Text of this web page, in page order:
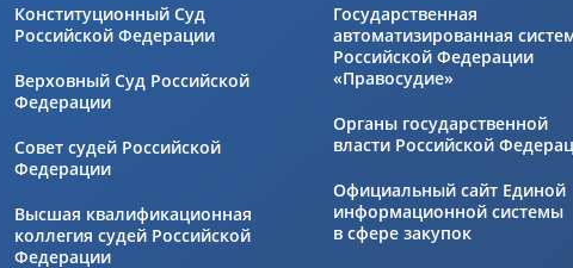
Конституционный Суд
Российской Федерации
Верховный Суд Российской
Федерации
Совет судей Российской
Федерации
Высшая квалификационная
коллегия судей Российской
Федерации
Государственная
автоматизированная
Российской Федерации
«Правосудие»
Органы государственной
власти Российской
Официальный сайт Единой
информационной системы
в сфере закупок